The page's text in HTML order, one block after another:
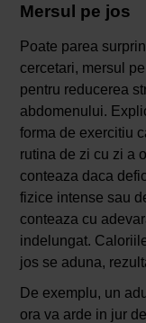
Mersul pe jos
Poate parea
cercetari, mersul
pentru reducerea
abdomenului.
forma de exercitiu
rutina de zi cu zi a
conteaza daca
fizice intense sau
conteaza cu
indelungat.
jos se aduna,
De exemplu, un
ora va arde in jur